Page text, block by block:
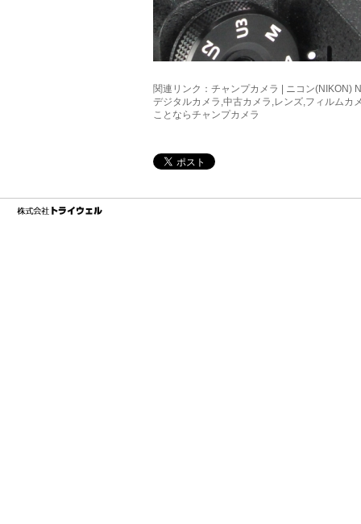
関連リンク： チャンプカメラ | ニコン(NIKON)
デジタルカメラ,中古カメラ,レンズ,フィルムカ
ことならチャンプカメラ